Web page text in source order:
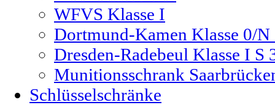
WFVS Klasse I
Dortmund-Kamen Klasse 0/N
Dresden-Radebeul Klasse I S
Munitionsschrank
Schlüsselschränke